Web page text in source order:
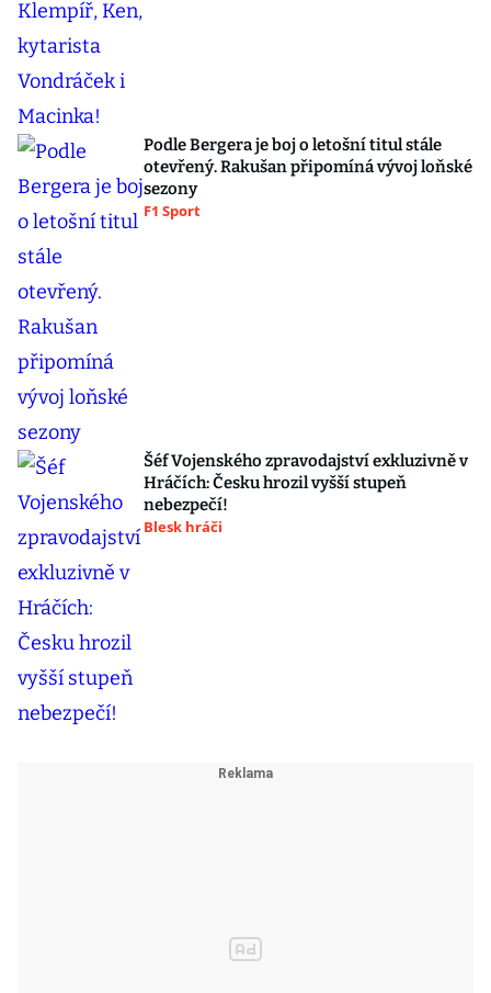
Podle Bergera je boj o letošní titul stále
otevřený. Rakušan připomíná vývoj loňské
sezony
F1 Sport
Šéf Vojenského zpravodajství exkluzivně v
Hráčích: Česku hrozil vyšší stupeň
nebezpečí!
Blesk hráči